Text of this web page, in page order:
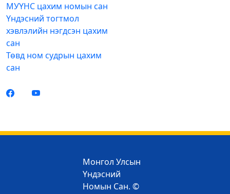
МУҮНС цахим номын сан
Үндэсний тогтмол
хэвлэлийн нэгдсэн цахим
сан
Төвд ном судрын цахим
сан
Монгол Улсын
Үндэсний
Номын Сан. ©